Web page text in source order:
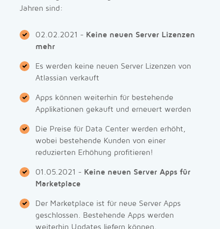
Jahren sind:
02.02.2021 - Keine neuen Server Lizenzen
mehr
Es werden keine neuen Server Lizenzen von
Atlassian verkauft
Apps können weiterhin für bestehende
Applikationen gekauft und erneuert werden
Die Preise für Data Center werden erhöht,
wobei bestehende Kunden von einer
reduzierten Erhöhung profitieren!
01.05.2021 - Keine neuen Server Apps für
Marketplace
Der Marketplace ist für neue Server Apps
geschlossen. Bestehende Apps werden
weiterhin Updates liefern können.